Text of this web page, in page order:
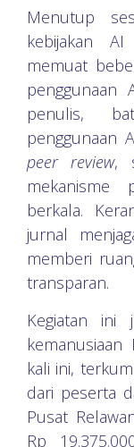
Menutup
kebijakan
memuat
penggunaan
penulis,
penggunaan
peer review,
mekanisme
berkala.
jurnal
memberi
transparan.
Kegiatan ini
kemanusiaan
kali ini,
dari peserta
Pusat
Rp